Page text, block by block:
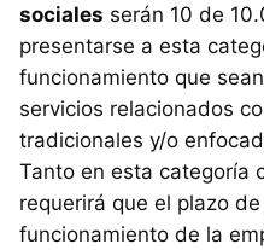
sociales serán 10 de
presentarse a esta
funcionamiento que
servicios relacionados
tradicionales y/o
Tanto en esta categoría
requerirá que el plazo
funcionamiento de la